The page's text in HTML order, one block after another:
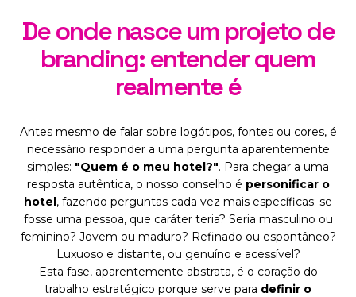
De onde nasce um projeto de
branding: entender quem
realmente é
Antes mesmo de falar sobre logótipos, fontes ou cores, é
necessário responder a uma pergunta aparentemente
simples: "Quem é o meu hotel?". Para chegar a uma
resposta autêntica, o nosso conselho é personificar o
hotel, fazendo perguntas cada vez mais específicas: se
fosse uma pessoa, que caráter teria? Seria masculino ou
feminino? Jovem ou maduro? Refinado ou espontâneo?
Luxuoso e distante, ou genuíno e acessível?
Esta fase, aparentemente abstrata, é o coração do
trabalho estratégico porque serve para definir o